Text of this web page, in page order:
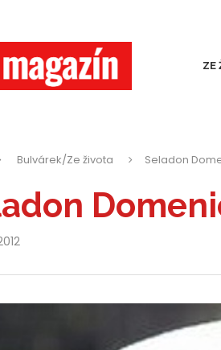
ZE
Bulvárek/Ze života Seladon